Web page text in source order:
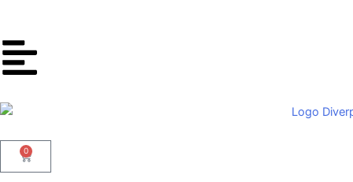
contenido
0
Carrito